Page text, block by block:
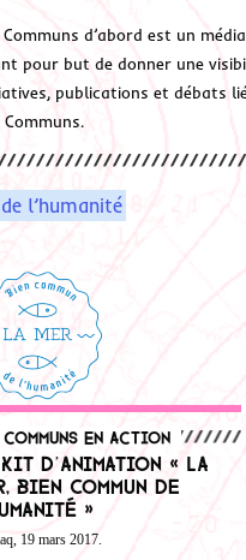
Communs d’abord est un
pour but de donner une
publications et débats
Communs.
l’humanité
communs en action
kit d’animation « La
bien commun de
»
19 mars 2017.